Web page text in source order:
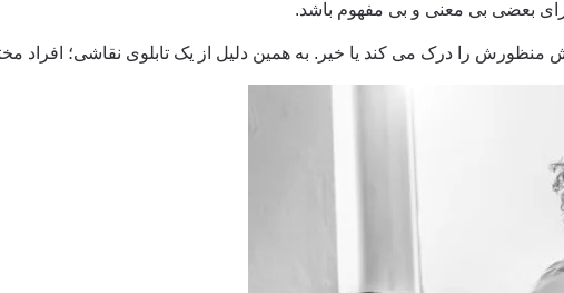
بعضی بی معنی و بی مفهوم باشد.
را درک می کند یا خیر. به همین دلیل از یک تابلوی نقاشی؛ افراد